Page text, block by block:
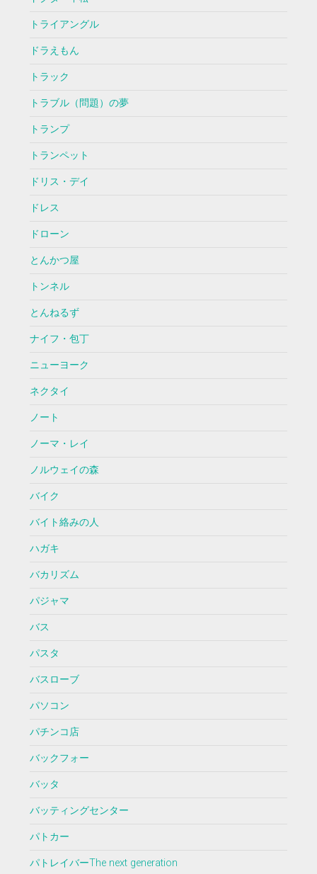
トライアングル
ドラえもん
トラック
トラブル（問題）の夢
トランプ
トランペット
ドリス・デイ
ドレス
ドローン
とんかつ屋
トンネル
とんねるず
ナイフ・包丁
ニューヨーク
ネクタイ
ノート
ノーマ・レイ
ノルウェイの森
バイク
バイト絡みの人
ハガキ
バカリズム
パジャマ
バス
パスタ
バスローブ
パソコン
パチンコ店
バックフォー
バッタ
バッティングセンター
パトカー
パトレイバーThe next generation